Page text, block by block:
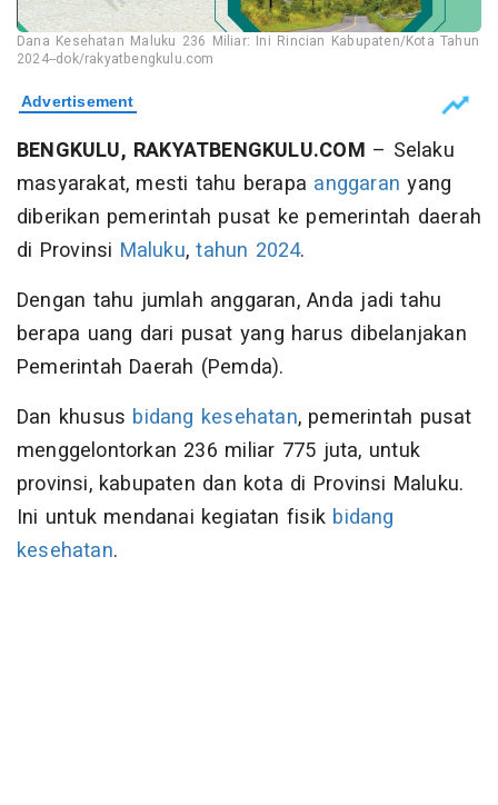
Dana Kesehatan Maluku 236 Miliar: Ini Rincian Kabupaten/Kota Tahun
2024--dok/rakyatbengkulu.com
BENGKULU, RAKYATBENGKULU.COM – Selaku
masyarakat, mesti tahu berapa anggaran yang
diberikan pemerintah pusat ke pemerintah daerah
di Provinsi Maluku,tahun 2024.
Dengan tahu jumlah anggaran, Anda jadi tahu
berapa uang dari pusat yang harus dibelanjakan
Pemerintah Daerah (Pemda).
Dan khusus bidang kesehatan, pemerintah pusat
menggelontorkan 236 miliar 775 juta, untuk
provinsi, kabupaten dan kota di Provinsi Maluku.
Ini untuk mendanai kegiatan fisik bidang
kesehatan.